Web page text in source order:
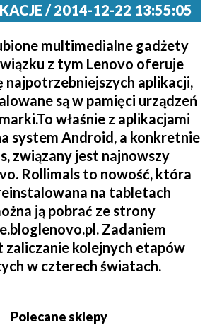
/ 2014-12-22 13:55:05
multimedialne gadżety
z tym Lenovo oferuje
najpotrzebniejszych aplikacji,
są w pamięci urządzeń
właśnie z aplikacjami
system Android, a konkretnie
związany jest najnowszy
Rollimals to nowość, która
na tabletach
ją pobrać ze strony
Zadaniem
zaliczanie kolejnych etapów
w czterech światach.
Polecane sklepy